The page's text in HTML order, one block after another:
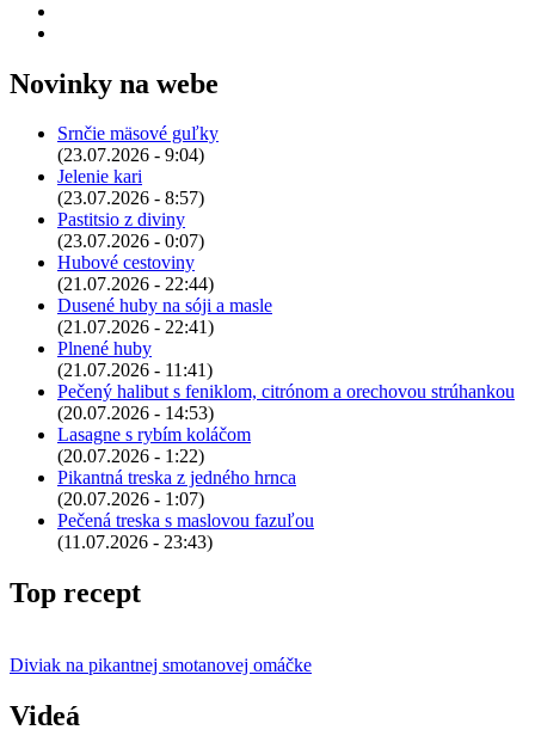
Novinky na webe
Srnčie mäsové guľky
(23.07.2026 - 9:04)
Jelenie kari
(23.07.2026 - 8:57)
Pastitsio z diviny
(23.07.2026 - 0:07)
Hubové cestoviny
(21.07.2026 - 22:44)
Dusené huby na sóji a masle
(21.07.2026 - 22:41)
Plnené huby
(21.07.2026 - 11:41)
Pečený halibut s feniklom, citrónom a orechovou strúhankou
(20.07.2026 - 14:53)
Lasagne s rybím koláčom
(20.07.2026 - 1:22)
Pikantná treska z jedného hrnca
(20.07.2026 - 1:07)
Pečená treska s maslovou fazuľou
(11.07.2026 - 23:43)
Top recept
Diviak na pikantnej smotanovej omáčke
Videá